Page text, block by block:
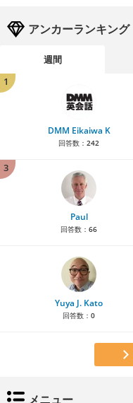
アンカーランキング
週間
1
DMM Eikaiwa K
回答数： 242
3
Paul
回答数： 66
Yuya J. Kato
回答数： 0
メニュー